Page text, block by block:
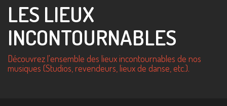
LES LIEUX
INCONTOURNABLES
Découvrez l'ensemble des lieux incontournables de nos
musiques (Studios, revendeurs, lieux de danse, etc.).